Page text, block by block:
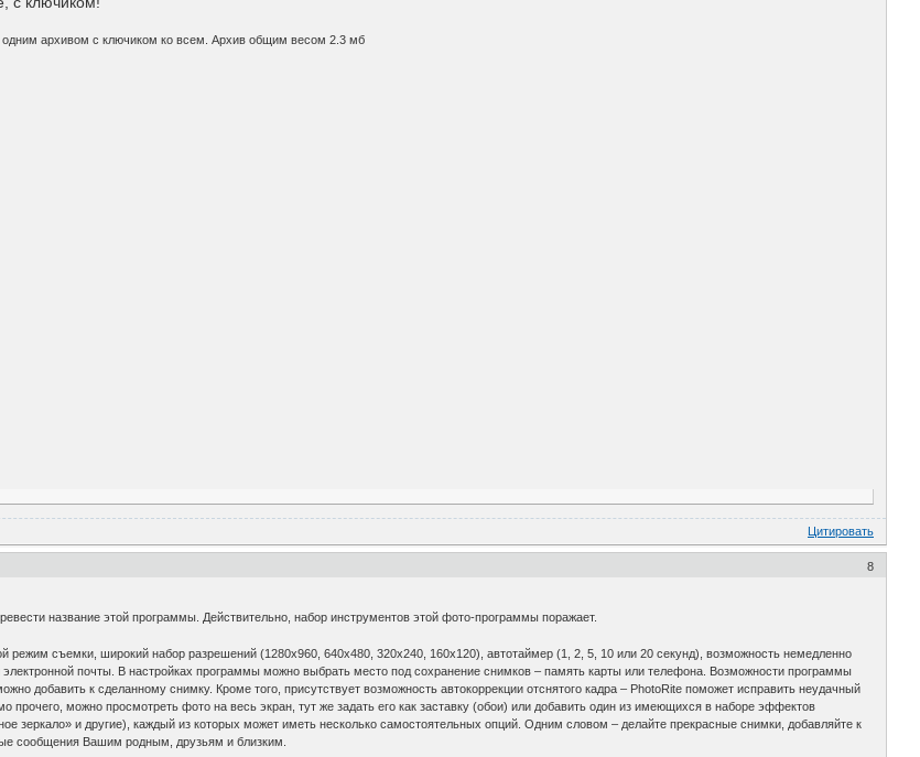
архивом с ключиком ко всем. Архив общим весом 2.3 мб
Цитировать
8
название этой программы. Действительно, набор инструментов этой фото-программы поражает.
режим съемки, широкий набор разрешений (1280x960, 640x480, 320x240, 160x120), автотаймер (1, 2, 5, 10 или 20 секунд), возможность немедленно
почты. В настройках программы можно выбрать место под сохранение снимков – память карты или телефона. Возможности программы
добавить к сделанному снимку. Кроме того, присутствует возможность автокоррекции отснятого кадра – PhotoRite поможет исправить неудачный
можно просмотреть фото на весь экран, тут же задать его как заставку (обои) или добавить один из имеющихся в наборе эффектов
зеркало» и другие), каждый из которых может иметь несколько самостоятельных опций. Одним словом – делайте прекрасные снимки, добавляйте к
сообщения Вашим родным, друзьям и близким.